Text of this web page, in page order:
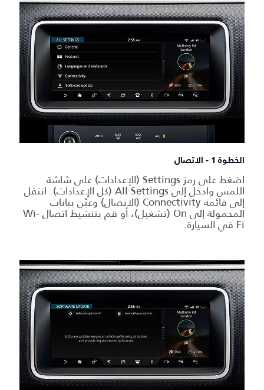
الخطوة 1 - الاتصال
اضغط على رمز Settings (الإعدادات) على شاشة
اللمس وادخل إلى All Settings (كل الإعدادات). انتقل
إلى قائمة Connectivity (الاتصال) وعيّن بيانات
المحمولة إلى On (تشغيل)، أو قم بتنشيط اتصال Wi-
Fi في السيارة.